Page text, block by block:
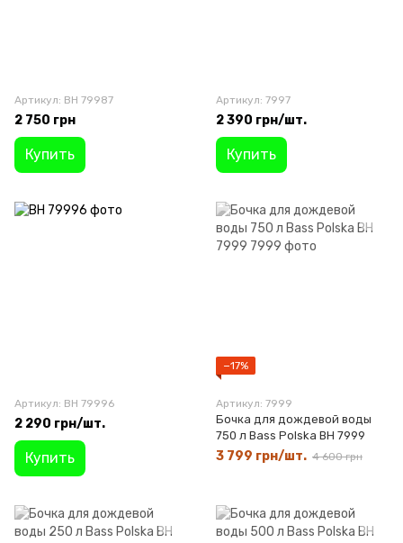
Артикул: BH 79987
2 750 грн
Купить
Артикул: 7997
2 390 грн/шт.
Купить
Артикул: BH 79996
2 290 грн/шт.
Купить
−17%
Артикул: 7999
Бочка для дождевой воды
750 л Bass Polska BH 7999
3 799 грн/шт. 4 600 грн